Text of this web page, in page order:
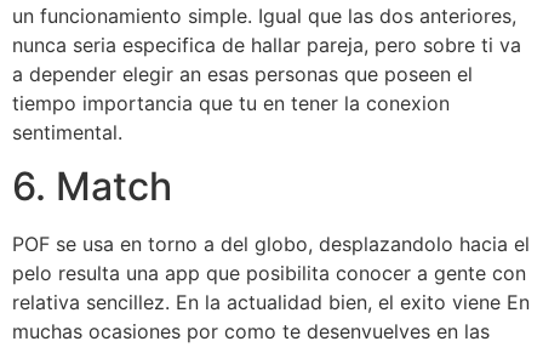
un funcionamiento simple. Igual que las dos anteriores,
nunca seri­a especifica de hallar pareja, pero sobre ti va
a depender elegir an esas personas que poseen el
tiempo importancia que tu en tener la conexion
sentimental.
6. Match
POF se usa en torno a del globo, desplazandolo hacia el
pelo resulta una app que posibilita conocer a gente con
relativa sencillez. En la actualidad bien, el exito viene En
muchas ocasiones por como te desenvuelves en las